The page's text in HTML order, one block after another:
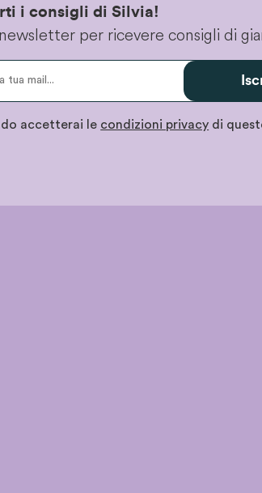
i consigli di Silvia!
per ricevere consigli di
accetterai le condizioni privacy di